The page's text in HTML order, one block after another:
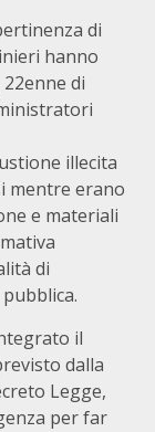
di
hanno
di
illecita
mentre erano
e materiali
di
il
dalla
Legge,
per far